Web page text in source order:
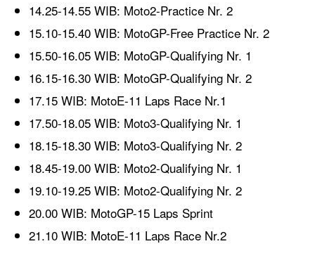
14.25-14.55 WIB: Moto2-Practice Nr. 2
15.10-15.40 WIB: MotoGP-Free Practice Nr. 2
15.50-16.05 WIB: MotoGP-Qualifying Nr. 1
16.15-16.30 WIB: MotoGP-Qualifying Nr. 2
17.15 WIB: MotoE-11 Laps Race Nr.1
17.50-18.05 WIB: Moto3-Qualifying Nr. 1
18.15-18.30 WIB: Moto3-Qualifying Nr. 2
18.45-19.00 WIB: Moto2-Qualifying Nr. 1
19.10-19.25 WIB: Moto2-Qualifying Nr. 2
20.00 WIB: MotoGP-15 Laps Sprint
21.10 WIB: MotoE-11 Laps Race Nr.2